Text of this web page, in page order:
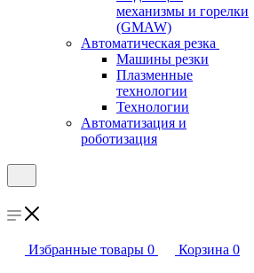
механизмы и горелки
(GMAW)
Автоматическая резка
Машины резки
Плазменные
технологии
Технологии
Автоматизация и
роботизация
Избранные товары 0 Корзина 0